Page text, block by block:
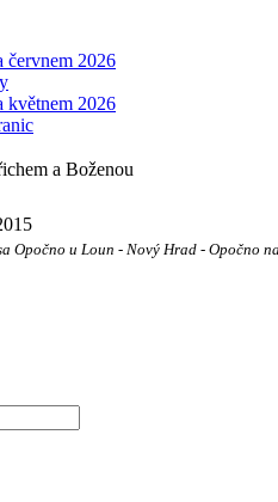
červnem 2026
květnem 2026
a Boženou
Opočno u Loun - Nový Hrad - Opočno